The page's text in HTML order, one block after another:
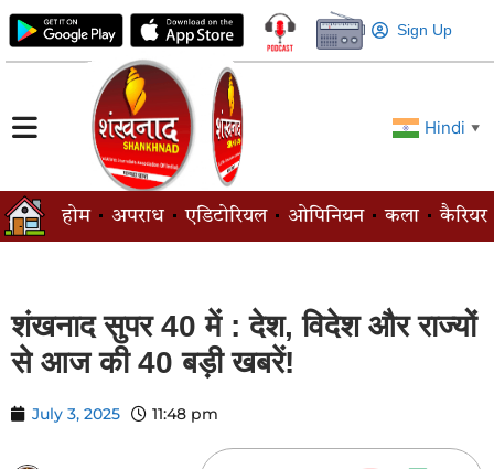
Sign Up
Hindi ▼
होम अपराध एडिटोरियल ओपिनियन कला कैरियर
शंखनाद सुपर 40 में : देश, विदेश और राज्यों
से आज की 40 बड़ी खबरें!
July 3, 2025 11:48 pm